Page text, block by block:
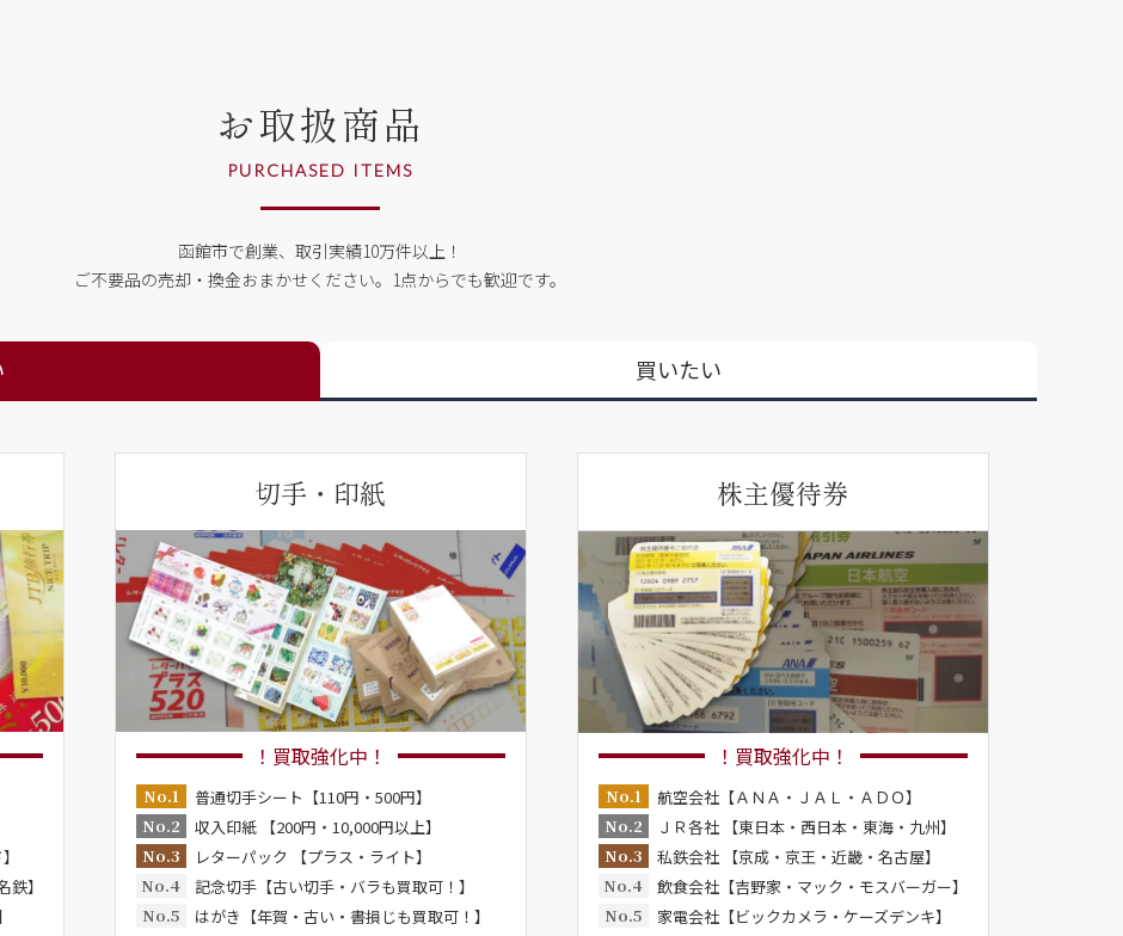
お取扱商品
PURCHASED ITEMS
函館市で創業、取引実績10万件以上！
ご不要品の売却・換金おまかせください。 1点からでも歓迎です。
買いたい
】
切手・印紙
！買取強化中！
No.1
普通切手シート【110円・500円】
No.2
収入印紙 【200円・10,000円以上】
No.3
レターパック 【プラス・ライト】
No.4
記念切手【古い切手・バラも買取可！】
No.5
はがき【年賀・古い・書損じも買取可！】
株主優待券
！買取強化中！
No.1
航空会社【ＡＮＡ・ＪＡＬ・ＡＤＯ】
No.2
ＪＲ各社 【東日本・西日本・東海・九州】
No.3
私鉄会社 【京成・京王・近畿・名古屋】
No.4
飲食会社【吉野家・マック・モスバーガー】
No.5
家電会社【ビックカメラ・ケーズデンキ】